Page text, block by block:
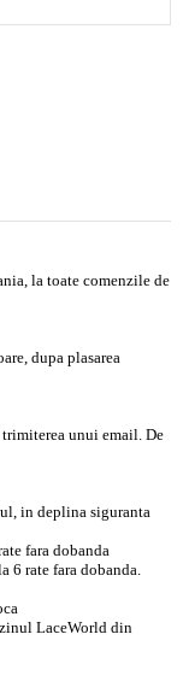
la toate comenzile de
dupa plasarea
unui email. De
in deplina siguranta
fara dobanda
6 rate fara dobanda.
LaceWorld din